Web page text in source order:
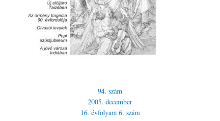
94. szám
2005. december
16. évfolyam 6. szám